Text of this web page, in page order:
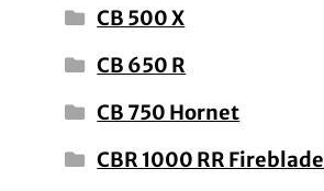
CB 500 X
CB 650 R
CB 750 Hornet
CBR 1000 RR Fireblade